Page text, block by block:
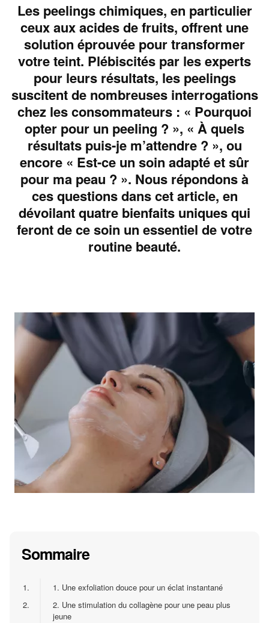
Les peelings chimiques, en particulier
ceux aux acides de fruits, offrent une
solution éprouvée pour transformer
votre teint. Plébiscités par les experts
pour leurs résultats, les peelings
suscitent de nombreuses interrogations
chez les consommateurs : « Pourquoi
opter pour un peeling ? », « À quels
résultats puis-je m’attendre ? », ou
encore « Est-ce un soin adapté et sûr
pour ma peau ? ». Nous répondons à
ces questions dans cet article, en
dévoilant quatre bienfaits uniques qui
feront de ce soin un essentiel de votre
routine beauté.
Sommaire
1.
1. Une exfoliation douce pour un éclat instantané
2.
2. Une stimulation du collagène pour une peau plus
jeune